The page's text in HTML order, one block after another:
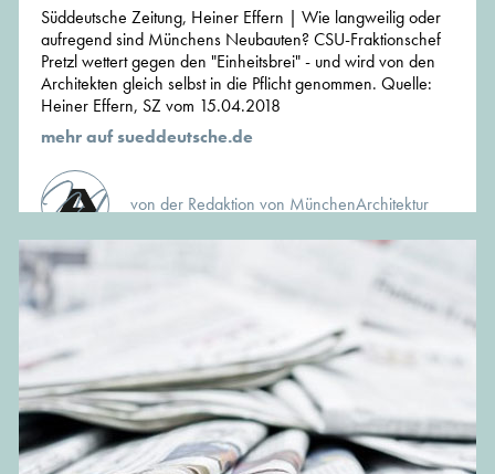
Süddeutsche Zeitung, Heiner Effern | Wie langweilig oder
aufregend sind Münchens Neubauten? CSU-Fraktionschef
Pretzl wettert gegen den "Einheitsbrei" - und wird von den
Architekten gleich selbst in die Pflicht genommen. Quelle:
Heiner Effern, SZ vom 15.04.2018
mehr auf sueddeutsche.de
von der Redaktion von MünchenArchitektur